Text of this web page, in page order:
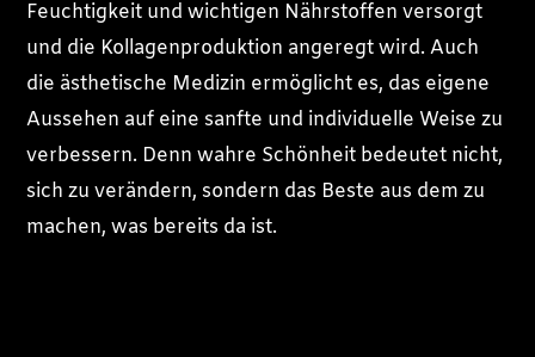
Feuchtigkeit und wichtigen Nährstoffen versorgt
und die Kollagenproduktion angeregt wird. Auch
die ästhetische Medizin ermöglicht es, das eigene
Aussehen auf eine sanfte und individuelle Weise zu
verbessern. Denn wahre Schönheit bedeutet nicht,
sich zu verändern, sondern das Beste aus dem zu
machen, was bereits da ist.